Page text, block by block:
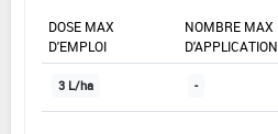
DOSE MAX
D'EMPLOI
NOMBRE MAX
D'APPLICATION
3 L/ha -